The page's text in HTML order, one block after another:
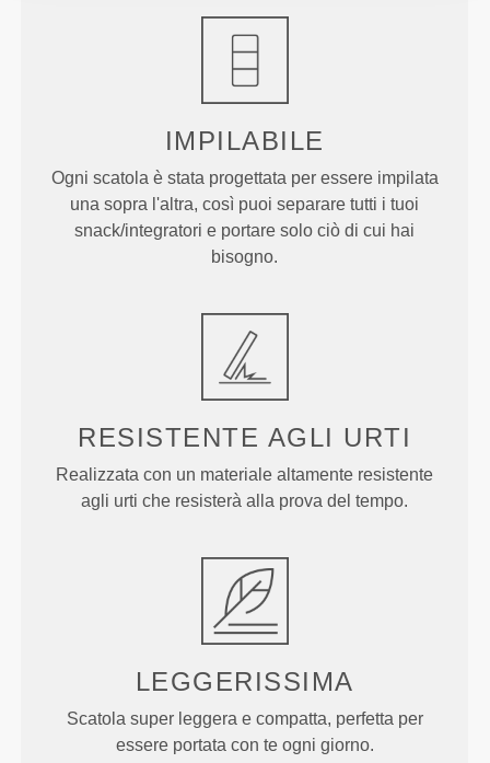
IMPILABILE
Ogni scatola è stata progettata per essere impilata
una sopra l'altra, così puoi separare tutti i tuoi
snack/integratori e portare solo ciò di cui hai
bisogno.
RESISTENTE AGLI URTI
Realizzata con un materiale altamente resistente
agli urti che resisterà alla prova del tempo.
LEGGERISSIMA
Scatola super leggera e compatta, perfetta per
essere portata con te ogni giorno.